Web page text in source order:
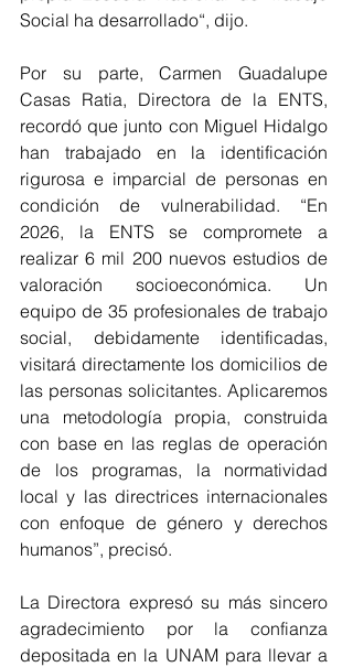
Social ha desarrollado“, dijo.
Por su parte, Carmen Guadalupe
Casas Ratia, Directora de la ENTS,
recordó que junto con Miguel Hidalgo
han trabajado en la identificación
rigurosa e imparcial de personas en
condición de vulnerabilidad. “En
2026, la ENTS se compromete a
realizar 6 mil 200 nuevos estudios de
valoración socioeconómica. Un
equipo de 35 profesionales de trabajo
social, debidamente identificadas,
visitará directamente los domicilios de
las personas solicitantes. Aplicaremos
una metodología propia, construida
con base en las reglas de operación
de los programas, la normatividad
local y las directrices internacionales
con enfoque de género y derechos
humanos”, precisó.
La Directora expresó su más sincero
agradecimiento por la confianza
depositada en la UNAM para llevar a